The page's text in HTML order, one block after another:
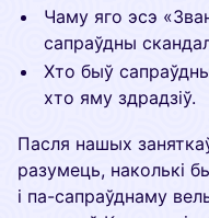
Чаму яго эсэ
сапраўдны
Хто быў
хто яму здрадзіў.
Пасля нашых
разумець, наколькі
і па-сапраўднаму